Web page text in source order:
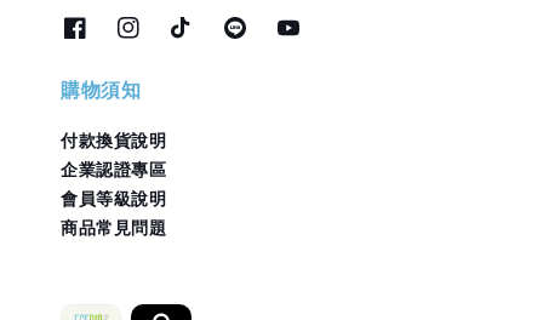
購物須知
付款換貨說明
企業認證專區
會員等級說明
商品常見問題